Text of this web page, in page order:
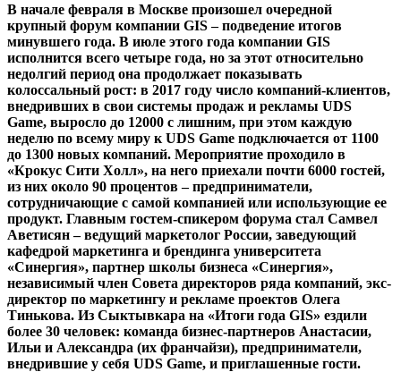
В начале февраля в Москве произошел очередной
крупный форум компании GIS – подведение итогов
минувшего года. В июле этого года компании GIS
исполнится всего четыре года, но за этот относительно
недолгий период она продолжает показывать
колоссальный рост: в 2017 году число компаний-клиентов,
внедривших в свои системы продаж и рекламы UDS
Game, выросло до 12000 с лишним, при этом каждую
неделю по всему миру к UDS Game подключается от 1100
до 1300 новых компаний. Мероприятие проходило в
«Крокус Сити Холл», на него приехали почти 6000 гостей,
из них около 90 процентов – предприниматели,
сотрудничающие с самой компанией или использующие ее
продукт. Главным гостем-спикером форума стал Самвел
Аветисян – ведущий маркетолог России, заведующий
кафедрой маркетинга и брендинга университета
«Синергия», партнер школы бизнеса «Синергия»,
независимый член Совета директоров ряда компаний, экс-
директор по маркетингу и рекламе проектов Олега
Тинькова. Из Сыктывкара на «Итоги года GIS» ездили
более 30 человек: команда бизнес-партнеров Анастасии,
Ильи и Александра (их франчайзи), предприниматели,
внедрившие у себя UDS Game, и приглашенные гости.